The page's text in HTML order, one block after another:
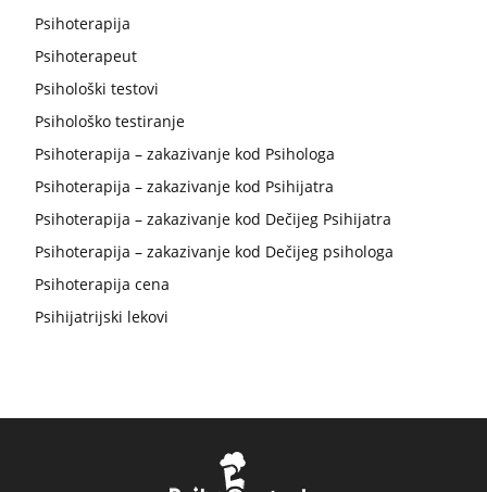
Psihoterapija
Psihoterapeut
Psihološki testovi
Psihološko testiranje
Psihoterapija – zakazivanje kod Psihologa
Psihoterapija – zakazivanje kod Psihijatra
Psihoterapija – zakazivanje kod Dečijeg Psihijatra
Psihoterapija – zakazivanje kod Dečijeg psihologa
Psihoterapija cena
Psihijatrijski lekovi